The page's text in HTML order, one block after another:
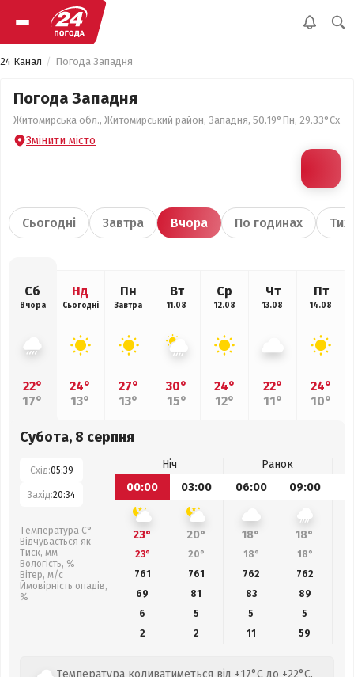
24 Канал Погода Западня
Погода Западня
Житомирська обл., Житомирський район, Западня, 50.19°Пн, 29.33°Сх
Змінити місто
Сьогодні Завтра Вчора По годинах
Сб
Вчора
22°
17°
Нд
Сьогодні
24°
13°
Пн
Завтра
27°
13°
Вт
11.08
30°
15°
Ср
12.08
24°
12°
Чт
13.08
22°
11°
Пт
14.08
24°
10°
Субота, 8 серпня
Схід:05:39
Захід:20:34
Температура С°
Відчувається як
Тиск, мм
Вологість, %
Вітер, м/с
Ймовірність опадів,
%
Ніч
Ранок
00:00
03:00 06:00 09:00
23° 20° 18° 18°
23° 20° 18° 18°
761
761 762 762
69
81 83 89
6
5 5
5
2
2 11 59
Температура коливатиметься від +17°C до +22°C.